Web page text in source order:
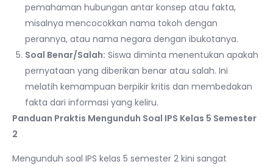
pemahaman hubungan antar konsep atau fakta,
misalnya mencocokkan nama tokoh dengan
perannya, atau nama negara dengan ibukotanya.
Soal Benar/Salah: Siswa diminta menentukan apakah
pernyataan yang diberikan benar atau salah. Ini
melatih kemampuan berpikir kritis dan membedakan
fakta dari informasi yang keliru.
Panduan Praktis Mengunduh Soal IPS Kelas 5 Semester
2
Mengunduh soal IPS kelas 5 semester 2 kini sangat